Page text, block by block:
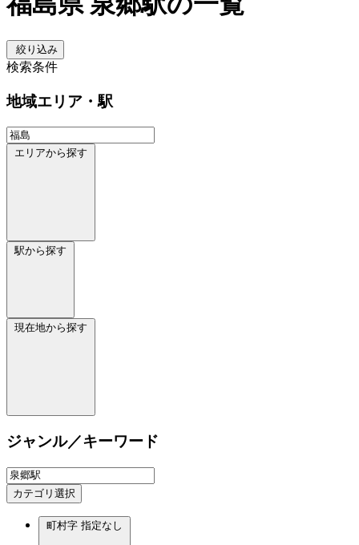
絞り込み
検索条件
地域エリア・駅
エリアから探す
駅から探す
現在地から探す
ジャンル／キーワード
カテゴリ選択
町村字 指定なし